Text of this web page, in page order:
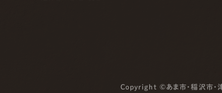
Copyright ©あま市・稲沢市